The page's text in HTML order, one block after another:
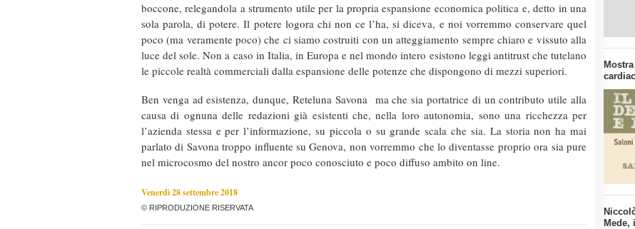
Mede,
boccone, relegandola a strumento utile per la propria espansione economica politica e, detto in una
sola parola, di potere. Il potere logora chi non ce l’ha, si diceva, e noi vorremmo conservare quel
poco (ma veramente poco) che ci siamo costruiti con un atteggiamento sempre chiaro e vissuto alla
luce del sole. Non a caso in Italia, in Europa e nel mondo intero esistono leggi antitrust che tutelano
le piccole realtà commerciali dalla espansione delle potenze che dispongono di mezzi superiori.
Ben venga ad esistenza, dunque, Reteluna Savona ma che sia portatrice di un contributo utile alla
causa di ognuna delle redazioni già esistenti che, nella loro autonomia, sono una ricchezza per
l’azienda stessa e per l’informazione, su piccola o su grande scala che sia. La storia non ha mai
parlato di Savona troppo influente su Genova, non vorremmo che lo diventasse proprio ora sia pure
nel microcosmo del nostro ancor poco conosciuto e poco diffuso ambito on line.
Venerdì 28 settembre 2018
© RIPRODUZIONE RISERVATA